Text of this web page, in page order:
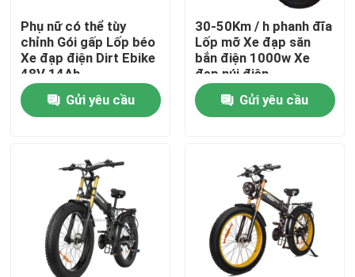
Tham quan nhà máy
Kiểm soát chất lượng
Yêu cầu báo giá
Xe đạp điện Ridstar
Xe đạp điện có lốp gấp
Xe đạp thành phố điện
Phụ nữ có thể tùy
chỉnh Gói gấp Lốp béo
Xe đạp điện Dirt Ebike
48V 14Ah
Gửi yêu cầu
30-50Km / h phanh đĩa
Lốp mỡ Xe đạp săn
bắn điện 1000w Xe
đạp núi điện
Gửi yêu cầu